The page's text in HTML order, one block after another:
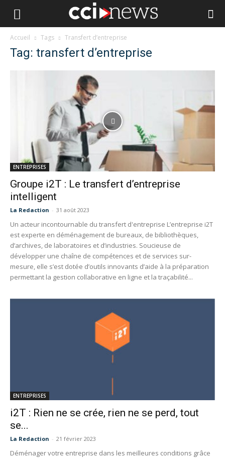
Accueil Tags Transfert d’entreprise
Tag: transfert d’entreprise
ENTREPRISES
Groupe i2T : Le transfert d’entreprise
intelligent
La Redaction - 31 août 2023
Un acteur incontournable du transfert d'entreprise L’entreprise i2T
est experte en déménagement de bureaux, de bibliothèques,
d’archives, de laboratoires et d’industries. Soucieuse de
développer une chaîne de compétences et de services sur-
mesure, elle s’est dotée d’outils innovants d’aide à la préparation
permettant la gestion collaborative en ligne et la traçabilité...
ENTREPRISES
i2T : Rien ne se crée, rien ne se perd, tout
se...
La Redaction - 21 février 2023
Déménager votre entreprise dans les meilleures conditions grâce